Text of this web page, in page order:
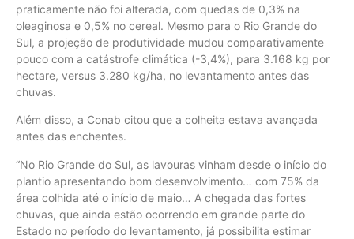
praticamente não foi alterada, com quedas de 0,3% na
oleaginosa e 0,5% no cereal. Mesmo para o Rio Grande do
Sul, a projeção de produtividade mudou comparativamente
pouco com a catástrofe climática (-3,4%), para 3.168 kg por
hectare, versus 3.280 kg/ha, no levantamento antes das
chuvas.
Além disso, a Conab citou que a colheita estava avançada
antes das enchentes.
“No Rio Grande do Sul, as lavouras vinham desde o início do
plantio apresentando bom desenvolvimento… com 75% da
área colhida até o início de maio… A chegada das fortes
chuvas, que ainda estão ocorrendo em grande parte do
Estado no período do levantamento, já possibilita estimar